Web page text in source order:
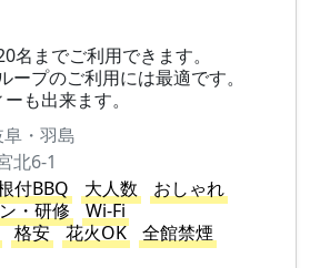
名までご利用できます。
ープのご利用には最適です。
も出来ます。
・羽島
北6-1
付BBQ 大人数
おしゃれ
・研修
Wi-Fi
格安 花火OK
全館禁煙